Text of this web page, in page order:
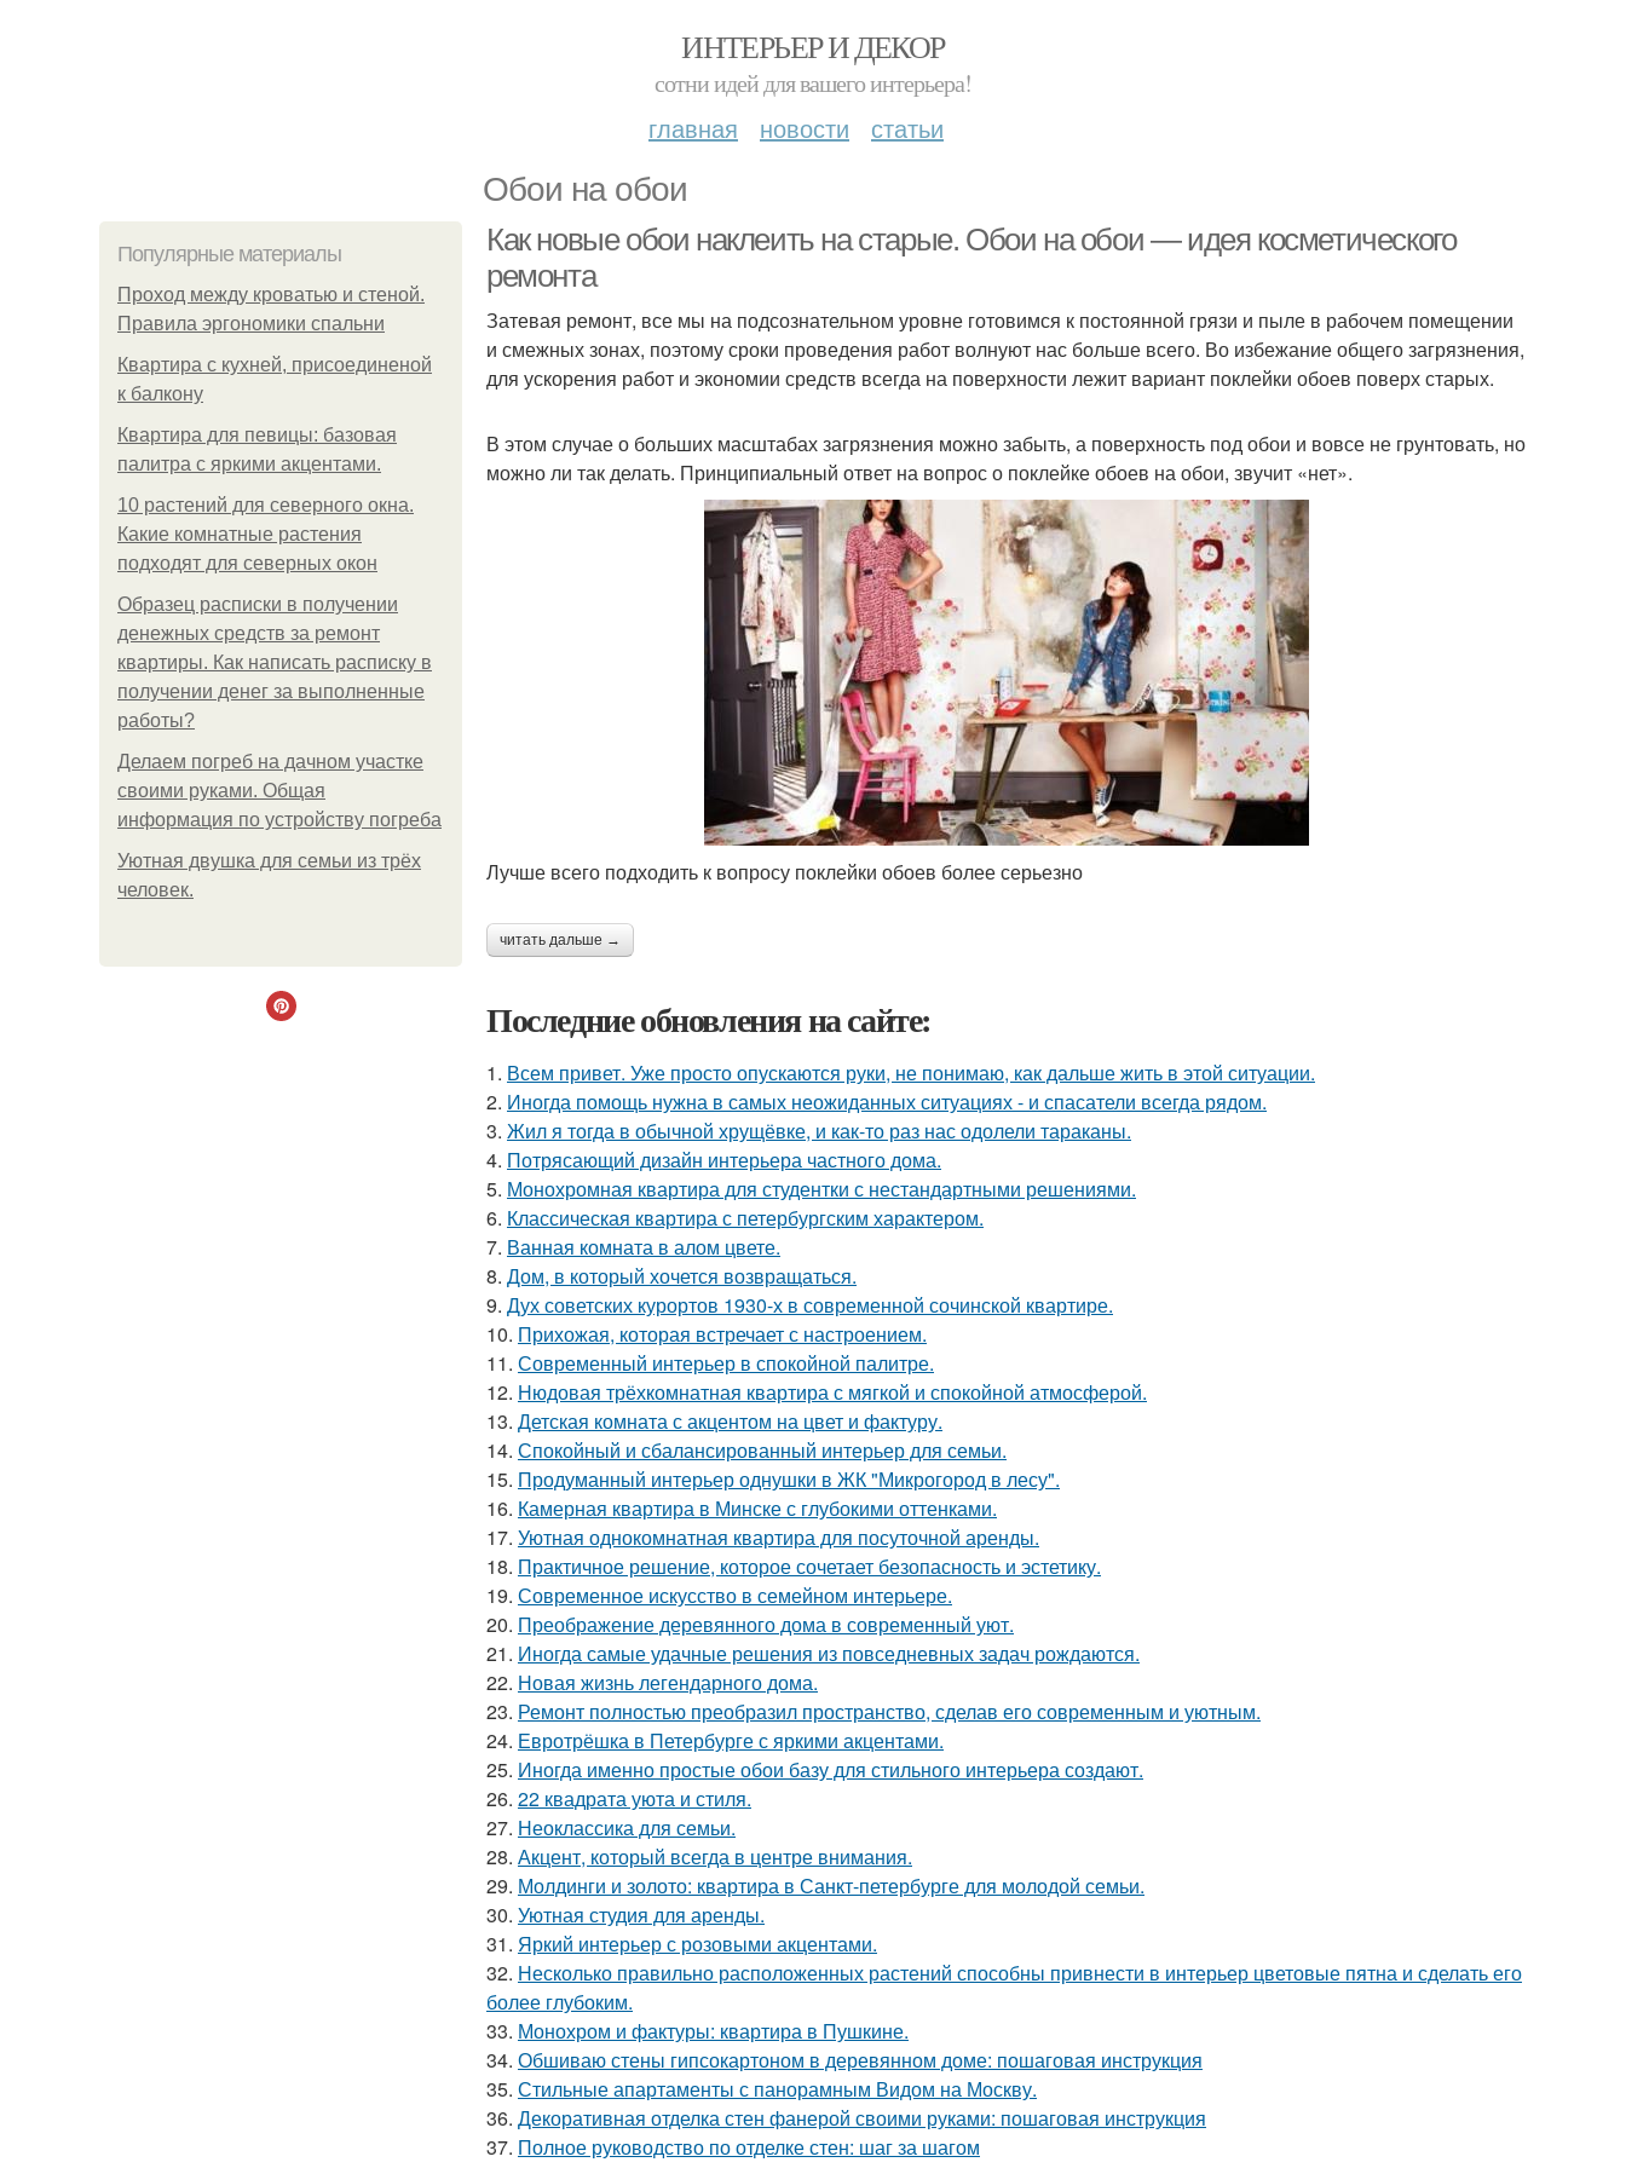
ИНТЕРЬЕР И ДЕКОР
сотни идей для вашего интерьера!
главная новости статьи
Обои на обои
Популярные материалы
Проход между кроватью и стеной.
Правила эргономики спальни
Квартира с кухней, присоединеной
к балкону
Квартира для певицы: базовая
палитра с яркими акцентами.
10 растений для северного окна.
Какие комнатные растения
подходят для северных окон
Образец расписки в получении
денежных средств за ремонт
квартиры. Как написать расписку в
получении денег за выполненные
работы?
Делаем погреб на дачном участке
своими руками. Общая
информация по устройству погреба
Уютная двушка для семьи из трёх
человек.
Как новые обои наклеить на старые. Обои на обои — идея косметического
ремонта
Затевая ремонт, все мы на подсознательном уровне готовимся к постоянной грязи и пыле в рабочем помещении
и смежных зонах, поэтому сроки проведения работ волнуют нас больше всего. Во избежание общего загрязнения,
для ускорения работ и экономии средств всегда на поверхности лежит вариант поклейки обоев поверх старых.
В этом случае о больших масштабах загрязнения можно забыть, а поверхность под обои и вовсе не грунтовать, но
можно ли так делать. Принципиальный ответ на вопрос о поклейке обоев на обои, звучит «нет».
Лучше всего подходить к вопросу поклейки обоев более серьезно
читать дальше →
Последние обновления на сайте:
1. Всем привет. Уже просто опускаются руки, не понимаю, как дальше жить в этой ситуации.
2. Иногда помощь нужна в самых неожиданных ситуациях - и спасатели всегда рядом.
3. Жил я тогда в обычной хрущёвке, и как-то раз нас одолели тараканы.
4. Потрясающий дизайн интерьера частного дома.
5. Монохромная квартира для студентки с нестандартными решениями.
6. Классическая квартира с петербургским характером.
7. Ванная комната в алом цвете.
8. Дом, в который хочется возвращаться.
9. Дух советских курортов 1930-х в современной сочинской квартире.
10. Прихожая, которая встречает с настроением.
11. Современный интерьер в спокойной палитре.
12. Нюдовая трёхкомнатная квартира с мягкой и спокойной атмосферой.
13. Детская комната с акцентом на цвет и фактуру.
14. Спокойный и сбалансированный интерьер для семьи.
15. Продуманный интерьер однушки в ЖК "Микрогород в лесу".
16. Камерная квартира в Минске с глубокими оттенками.
17. Уютная однокомнатная квартира для посуточной аренды.
18. Практичное решение, которое сочетает безопасность и эстетику.
19. Современное искусство в семейном интерьере.
20. Преображение деревянного дома в современный уют.
21. Иногда самые удачные решения из повседневных задач рождаются.
22. Новая жизнь легендарного дома.
23. Ремонт полностью преобразил пространство, сделав его современным и уютным.
24. Евротрёшка в Петербурге с яркими акцентами.
25. Иногда именно простые обои базу для стильного интерьера создают.
26. 22 квадрата уюта и стиля.
27. Неоклассика для семьи.
28. Акцент, который всегда в центре внимания.
29. Молдинги и золото: квартира в Санкт-петербурге для молодой семьи.
30. Уютная студия для аренды.
31. Яркий интерьер с розовыми акцентами.
32. Несколько правильно расположенных растений способны привнести в интерьер цветовые пятна и сделать его
более глубоким.
33. Монохром и фактуры: квартира в Пушкине.
34. Обшиваю стены гипсокартоном в деревянном доме: пошаговая инструкция
35. Стильные апартаменты с панорамным Видом на Москву.
36. Декоративная отделка стен фанерой своими руками: пошаговая инструкция
37. Полное руководство по отделке стен: шаг за шагом